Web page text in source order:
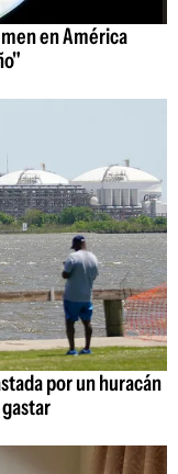
en América
por un huracán